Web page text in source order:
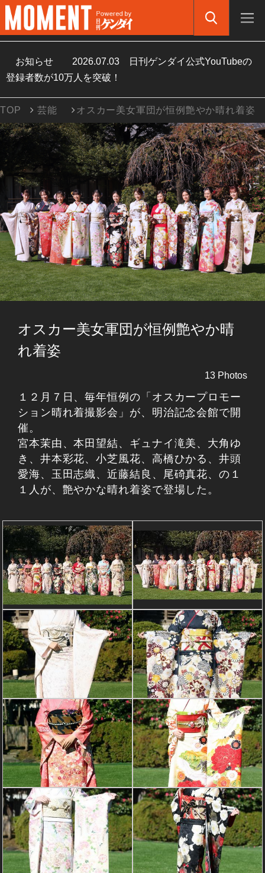
お知らせ 2026.07.03
日刊ゲンダイ公式YouTubeの
登録者数が10万人を突破！
TOP 芸能 オスカー美女軍団が恒例艶やか晴れ着姿
オスカー美女軍団が恒例艶やか晴
れ着姿
13 Photos
１２月７日、毎年恒例の「オスカープロモー
ション晴れ着撮影会」が、明治記念会館で開
催。
宮本茉由、本田望結、ギュナイ滝美、大角ゆ
き、井本彩花、小芝風花、高橋ひかる、井頭
愛海、玉田志織、近藤結良、尾碕真花、の１
１人が、艶やかな晴れ着姿で登場した。